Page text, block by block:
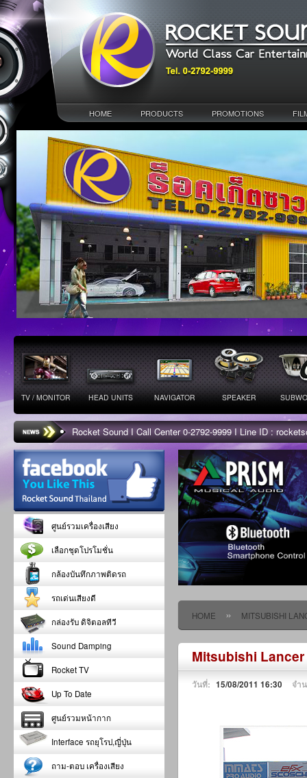
HOME PRODUCTS PROMOTIONS
TV / MONITOR HEAD UNITS NAVIGATOR SPEAKER
Rocket Sound I Call Center 0-2792-9999 I Line ID :
HOME » MITSUBISHI
Mitsubishi Lancer
วันที่: 15/08/2011 16:30 จำ
ศูนย์รวมเครื่องเสียง
เลือกชุดโปรโมชั่น
กล้องบันทึกภาพติดรถ
รถเด่นเสียงดี
กล่องรับ ดิจิตอลทีวี
Sound Damping
Rocket TV
Up To Date
ศูนย์รวมหน้ากาก
Interface รถยุโรป,ญี่ปุ่น
ถาม-ตอบ เครื่องเสียง